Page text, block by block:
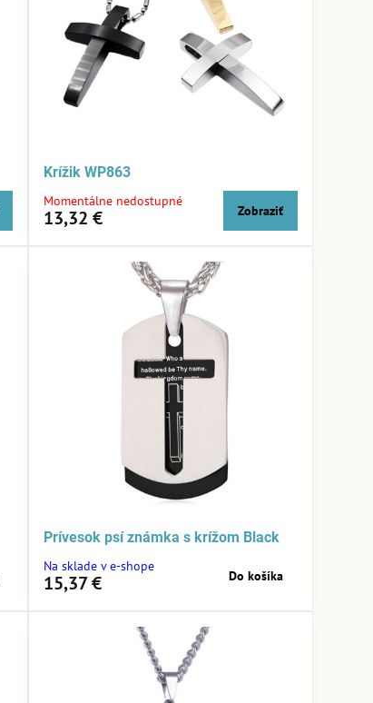
Krížik WP863
Momentálne nedostupné
13,32 € Zobraziť
Prívesok psí známka s krížom Black
Na sklade v e-shope
15,37 € Do košíka